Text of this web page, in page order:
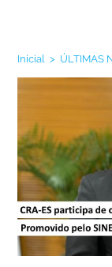
Inicial > ÚLTIMAS